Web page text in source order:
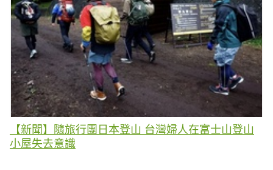
【新聞】隨旅行團日本登山 台灣婦人在富士山登山
小屋失去意識